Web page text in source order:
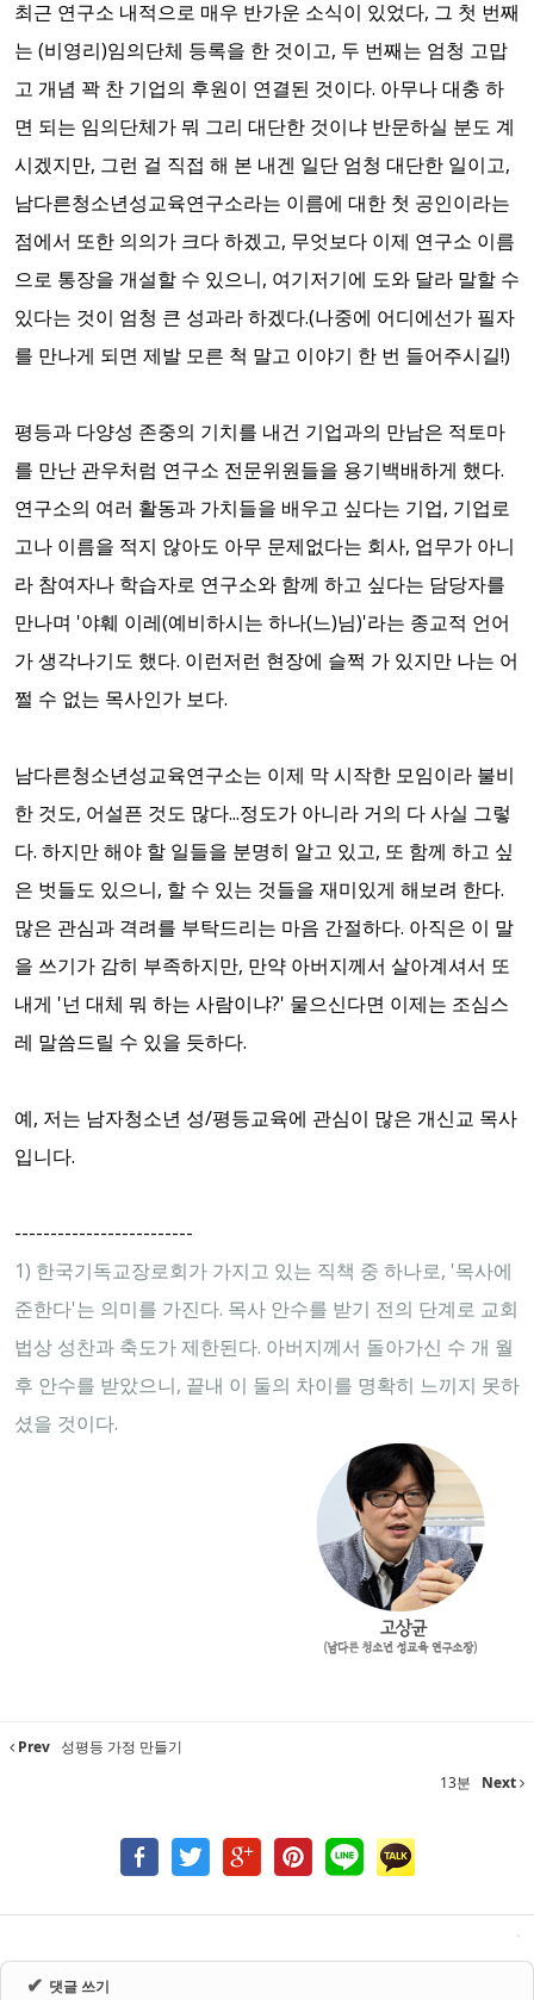
최근 연구소 내적으로 매우 반가운 소식이 있었다, 그 첫 번째
는 (비영리)임의단체 등록을 한 것이고, 두 번째는 엄청 고맙
고 개념 꽉 찬 기업의 후원이 연결된 것이다. 아무나 대충 하
면 되는 임의단체가 뭐 그리 대단한 것이냐 반문하실 분도 계
시겠지만, 그런 걸 직접 해 본 내겐 일단 엄청 대단한 일이고,
남다른청소년성교육연구소라는 이름에 대한 첫 공인이라는
점에서 또한 의의가 크다 하겠고, 무엇보다 이제 연구소 이름
으로 통장을 개설할 수 있으니, 여기저기에 도와 달라 말할 수
있다는 것이 엄청 큰 성과라 하겠다.(나중에 어디에선가 필자
를 만나게 되면 제발 모른 척 말고 이야기 한 번 들어주시길!)
평등과 다양성 존중의 기치를 내건 기업과의 만남은 적토마
를 만난 관우처럼 연구소 전문위원들을 용기백배하게 했다.
연구소의 여러 활동과 가치들을 배우고 싶다는 기업, 기업로
고나 이름을 적지 않아도 아무 문제없다는 회사, 업무가 아니
라 참여자나 학습자로 연구소와 함께 하고 싶다는 담당자를
만나며 '야훼 이레(예비하시는 하나(느)님)'라는 종교적 언어
가 생각나기도 했다. 이런저런 현장에 슬쩍 가 있지만 나는 어
쩔 수 없는 목사인가 보다.
남다른청소년성교육연구소는 이제 막 시작한 모임이라 불비
한 것도, 어설픈 것도 많다...정도가 아니라 거의 다 사실 그렇
다. 하지만 해야 할 일들을 분명히 알고 있고, 또 함께 하고 싶
은 벗들도 있으니, 할 수 있는 것들을 재미있게 해보려 한다.
많은 관심과 격려를 부탁드리는 마음 간절하다. 아직은 이 말
을 쓰기가 감히 부족하지만, 만약 아버지께서 살아계셔서 또
내게 '넌 대체 뭐 하는 사람이냐?' 물으신다면 이제는 조심스
레 말씀드릴 수 있을 듯하다.
예, 저는 남자청소년 성/평등교육에 관심이 많은 개신교 목사
입니다.
-------------------------
1) 한국기독교장로회가 가지고 있는 직책 중 하나로, '목사에
준한다'는 의미를 가진다. 목사 안수를 받기 전의 단계로 교회
법상 성찬과 축도가 제한된다. 아버지께서 돌아가신 수 개 월
후 안수를 받았으니, 끝내 이 둘의 차이를 명확히 느끼지 못하
셨을 것이다.
Prev 성평등 가정 만들기
13분
Next
✔ 댓글 쓰기